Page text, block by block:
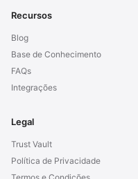
Recursos
Blog
Base de Conhecimento
FAQs
Integrações
Legal
Trust Vault
Política de Privacidade